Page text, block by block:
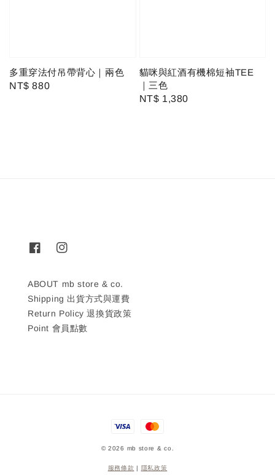
多重穿法付吊帶背心｜兩色
Regular
NT$ 880
貓咪與紅酒有機棉短袖TEE
｜三色
Regular
NT$ 1,380
ABOUT mb store & co.
Shipping 出貨方式與運費
Return Policy 退換貨政策
Point 會員點數
© 2026 mb store & co.
服務條款 | 隱私政策